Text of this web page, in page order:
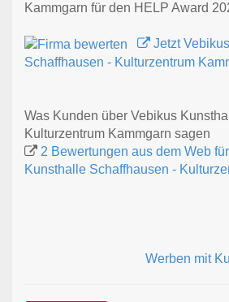
Kammgarn für den HELP Award
Jetzt
Schaffhausen - Kulturzentrum
Was Kunden über Vebikus
Kulturzentrum Kammgarn sagen
2 Bewertungen aus dem Web
Kunsthalle Schaffhausen -
Werben mit